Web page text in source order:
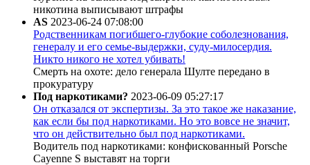
никотина выписывают штрафы
AS 2023-06-24 07:08:00
Родственникам погибшего-глубокие соболезнования,
генералу и его семье-выдержки, суду-милосердия.
Никто никого не хотел убивать!
Смерть на охоте: дело генерала Шулте передано в
прокуратуру
Под наркотиками? 2023-06-09 05:27:17
Он отказался от экспертизы. За это такое же наказание,
как если бы под наркотиками. Но это вовсе не значит,
что он действительно был под наркотиками.
Водитель под наркотиками: конфискованный Porsche
Cayenne S выставят на торги